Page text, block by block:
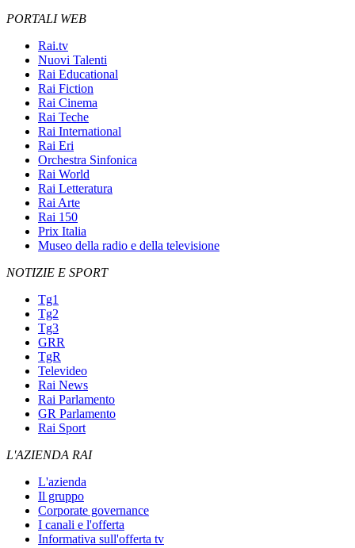
PORTALI WEB
Rai.tv
Nuovi Talenti
Rai Educational
Rai Fiction
Rai Cinema
Rai Teche
Rai International
Rai Eri
Orchestra Sinfonica
Rai World
Rai Letteratura
Rai Arte
Rai 150
Prix Italia
Museo della radio e della televisione
NOTIZIE E SPORT
Tg1
Tg2
Tg3
GRR
TgR
Televideo
Rai News
Rai Parlamento
GR Parlamento
Rai Sport
L'AZIENDA RAI
L'azienda
Il gruppo
Corporate governance
I canali e l'offerta
Informativa sull'offerta tv